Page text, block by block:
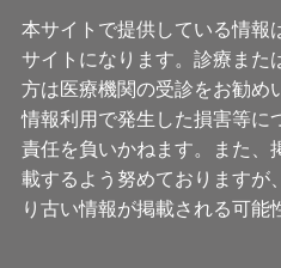
本サイトで提供している情報
サイトになります。診療また
方は医療機関の受診をお勧め
情報利用で発生した損害等に
責任を負いかねます。また、
載するよう努めておりますが
り古い情報が掲載される可能